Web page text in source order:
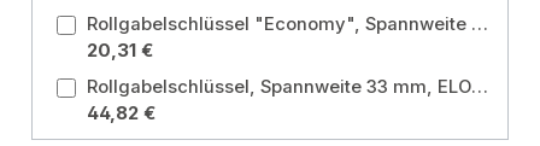
Rollgabelschlüssel "Economy", Spannweite 19 mm, ELORA-61-MB 6 Spannweite: 19 mm
20,31 €
Rollgabelschlüssel, Spannweite 33 mm, ELORA-60-12A Spannweite: 33 mm
44,82 €